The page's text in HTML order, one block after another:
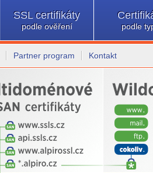
SSL certifikáty
podle ověření podle
Partner program Kontakt